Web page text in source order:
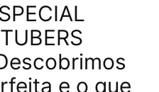
e o que